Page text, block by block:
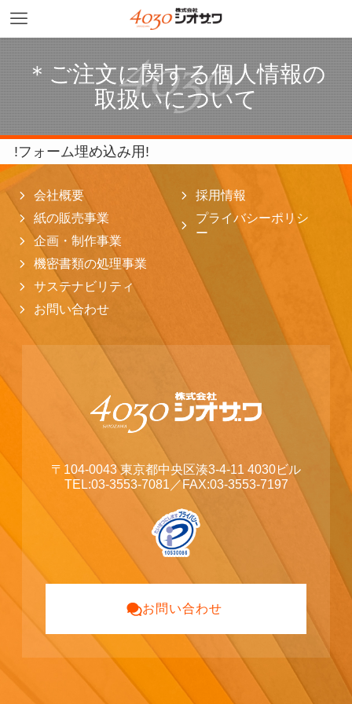
＊ご注文に関する個人情報の
取扱いについて
!フォーム埋め込み用!
会社概要
紙の販売事業
企画・制作事業
機密書類の処理事業
サステナビリティ
お問い合わせ
採用情報
プライバシーポリシ
ー
〒104-0043 東京都中央区湊3-4-11 4030ビル
TEL:03-3553-7081 ／FAX:03-3553-7197
お問い合わせ